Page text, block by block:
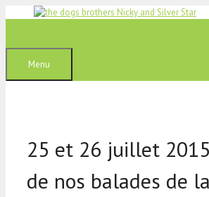
Menu
25 et 26 juillet
de nos balades de la